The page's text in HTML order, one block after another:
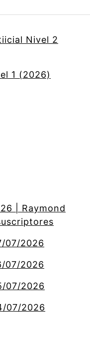
Nivel 2
1 (2026)
| Raymond
07/2026
07/2026
07/2026
07/2026